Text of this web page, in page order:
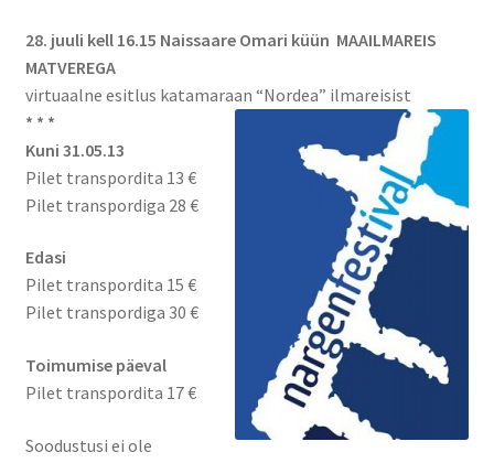
28. juuli kell 16.15 Naissaare Omari küün MAAILMAREIS
MATVEREGA
virtuaalne esitlus katamaraan “Nordea” ilmareisist
* * *
Kuni 31.05.13
Pilet transpordita 13 €
Pilet transpordiga 28 €
Edasi
Pilet transpordita 15 €
Pilet transpordiga 30 €
Toimumise päeval
Pilet transpordita 17 €
Soodustusi ei ole